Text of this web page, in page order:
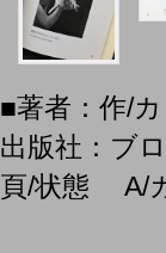
■著者：作/
出版社：ブ
頁/状態